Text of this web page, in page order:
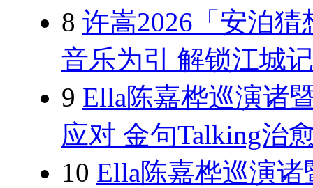
8 许嵩2026「安泊
音乐为引 解锁江城
9 Ella陈嘉桦巡演诸
应对 金句Talking治
10 Ella陈嘉桦巡演